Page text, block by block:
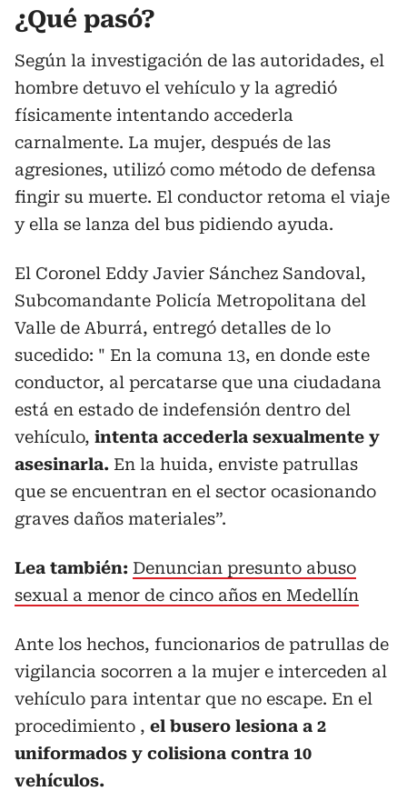
¿Qué pasó?
Según la investigación de las autoridades, el
hombre detuvo el vehículo y la agredió
físicamente intentando accederla
carnalmente. La mujer, después de las
agresiones, utilizó como método de defensa
fingir su muerte. El conductor retoma el viaje
y ella se lanza del bus pidiendo ayuda.
El Coronel Eddy Javier Sánchez Sandoval,
Subcomandante Policía Metropolitana del
Valle de Aburrá, entregó detalles de lo
sucedido: " En la comuna 13, en donde este
conductor, al percatarse que una ciudadana
está en estado de indefensión dentro del
vehículo, intenta accederla sexualmente y
asesinarla. En la huida, enviste patrullas
que se encuentran en el sector ocasionando
graves daños materiales”.
Lea también: Denuncian presunto abuso
sexual a menor de cinco años en Medellín
Ante los hechos, funcionarios de patrullas de
vigilancia socorren a la mujer e interceden al
vehículo para intentar que no escape. En el
procedimiento , el busero lesiona a 2
uniformados y colisiona contra 10
vehículos.